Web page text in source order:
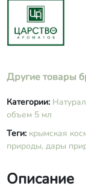
Другие товары
Категории:
объем 5 мл
Теги: крымская
природы, дары
Описание